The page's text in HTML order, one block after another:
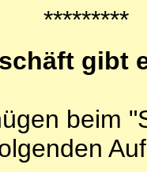
*********
gibt
beim